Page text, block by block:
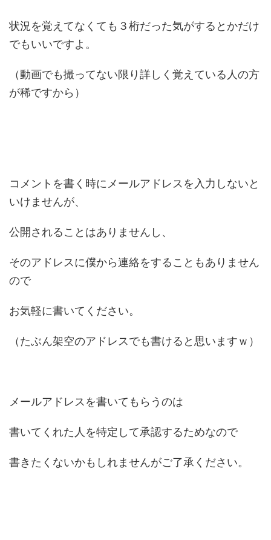
状況を覚えてなくても３桁だった気がするとかだけ
でもいいですよ。
（動画でも撮ってない限り詳しく覚えている人の方
が稀ですから）
コメントを書く時にメールアドレスを入力しないと
いけませんが、
公開されることはありませんし、
そのアドレスに僕から連絡をすることもありません
ので
お気軽に書いてください。
（たぶん架空のアドレスでも書けると思いますｗ）
メールアドレスを書いてもらうのは
書いてくれた人を特定して承認するためなので
書きたくないかもしれませんがご了承ください。